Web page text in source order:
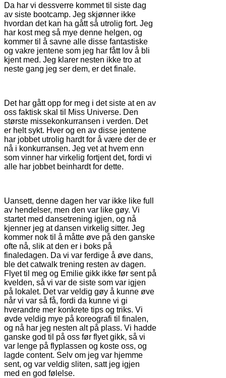
Da har vi dessverre kommet til siste dag
av siste bootcamp. Jeg skjønner ikke
hvordan det kan ha gått så utrolig fort. Jeg
har kost meg så mye denne helgen, og
kommer til å savne alle disse fantastiske
og vakre jentene som jeg har fått lov å bli
kjent med. Jeg klarer nesten ikke tro at
neste gang jeg ser dem, er det finale.
Det har gått opp for meg i det siste at en av
oss faktisk skal til Miss Universe. Den
største missekonkurransen i verden. Det
er helt sykt. Hver og en av disse jentene
har jobbet utrolig hardt for å være der de er
nå i konkurransen. Jeg vet at hvem enn
som vinner har virkelig fortjent det, fordi vi
alle har jobbet beinhardt for dette.
Uansett, denne dagen her var ikke like full
av hendelser, men den var like gøy. Vi
startet med dansetrening igjen, og nå
kjenner jeg at dansen virkelig sitter. Jeg
kommer nok til å måtte øve på den ganske
ofte nå, slik at den er i boks på
finaledagen. Da vi var ferdige å øve dans,
ble det catwalk trening resten av dagen.
Flyet til meg og Emilie gikk ikke før sent på
kvelden, så vi var de siste som var igjen
på lokalet. Det var veldig gøy å kunne øve
når vi var så få, fordi da kunne vi gi
hverandre mer konkrete tips og triks. Vi
øvde veldig mye på koreografi til finalen,
og nå har jeg nesten alt på plass. Vi hadde
ganske god til på oss før flyet gikk, så vi
var lenge på flyplassen og koste oss, og
lagde content. Selv om jeg var hjemme
sent, og var veldig sliten, satt jeg igjen
med en god følelse.